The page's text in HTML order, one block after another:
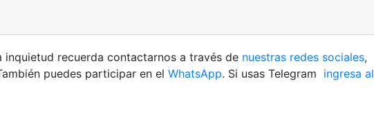
recuerda contactarnos a través de nuestras redes sociales,
puedes participar en el WhatsApp. Si usas Telegram ingresa al